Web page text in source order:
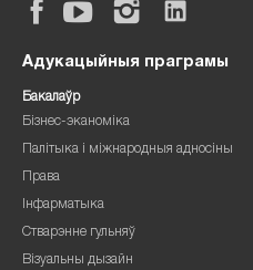
Адукацыйныя праграмы
Бакалаўр
Бізнес-эканоміка
Палітыка і міжнародныя адносіны
Права
Інфарматыка
Стварэнне гульняў
Візуальны дызайн